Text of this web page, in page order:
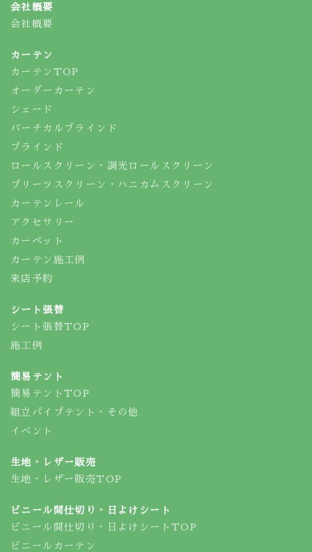
会社概要
会社概要
カーテン
カーテンTOP
オーダーカーテン
シェード
バーチカルブラインド
ブラインド
ロールスクリーン・調光ロールスクリーン
プリーツスクリーン・ハニカムスクリーン
カーテンレール
アクセサリー
カーペット
カーテン施工例
来店予約
シート張替
シート張替TOP
施工例
簡易テント
簡易テントTOP
組立パイプテント・その他
イベント
生地・レザー販売
生地・レザー販売TOP
ビニール間仕切り・日よけシート
ビニール間仕切り・日よけシートTOP
ビニールカーテン